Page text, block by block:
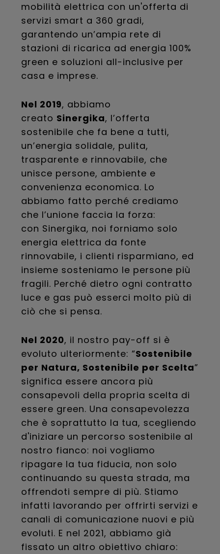
mobilità elettrica con un'offerta di
servizi smart a 360 gradi,
garantendo un’ampia rete di
stazioni di ricarica ad energia 100%
green e soluzioni all-inclusive per
casa e imprese.
Nel 2019, abbiamo
creato Sinergika, l’offerta
sostenibile che fa bene a tutti,
un’energia solidale, pulita,
trasparente e rinnovabile, che
unisce persone, ambiente e
convenienza economica. Lo
abbiamo fatto perché crediamo
che l’unione faccia la forza:
con Sinergika, noi forniamo solo
energia elettrica da fonte
rinnovabile, i clienti risparmiano, ed
insieme sosteniamo le persone più
fragili. Perché dietro ogni contratto
luce e gas può esserci molto più di
ciò che si pensa.
Nel 2020, il nostro pay-off si è
evoluto ulteriormente: “Sostenibile
per Natura, Sostenibile per Scelta”
significa essere ancora più
consapevoli della propria scelta di
essere green. Una consapevolezza
che è soprattutto la tua, scegliendo
d'iniziare un percorso sostenibile al
nostro fianco: noi vogliamo
ripagare la tua fiducia, non solo
continuando su questa strada, ma
offrendoti sempre di più. Stiamo
infatti lavorando per offrirti servizi e
canali di comunicazione nuovi e più
evoluti. E nel 2021, abbiamo già
fissato un altro obiettivo chiaro: